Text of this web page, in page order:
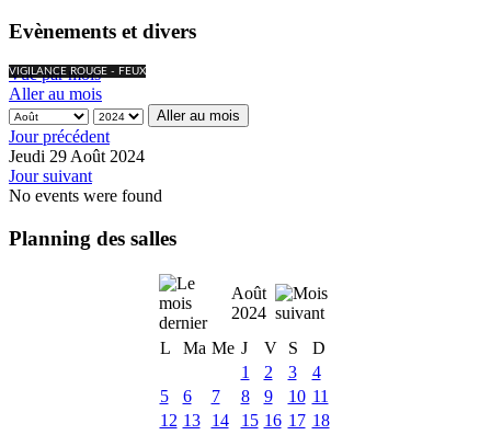
Evènements et divers
VIGILANCE ROUGE - FEUX
Vue par mois
Aller au mois
Aller au mois
Jour précédent
Jeudi 29 Août 2024
Jour suivant
No events were found
Planning des salles
Août
2024
L
Ma Me J V S
D
1
2 3
4
5
6 7 8 9 10 11
12 13 14 15 16 17 18